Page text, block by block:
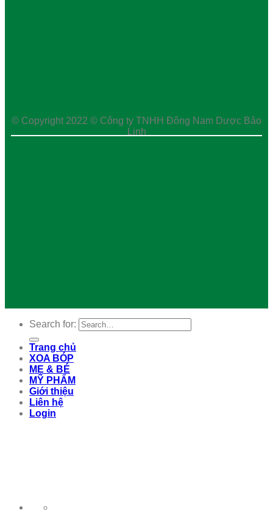
© Copyright 2022 © Công ty TNHH Đông Nam Dược Bảo
Linh
Search for:
Trang chủ
XOA BÓP
MẸ & BÉ
MỸ PHẨM
Giới thiệu
Liên hệ
Login